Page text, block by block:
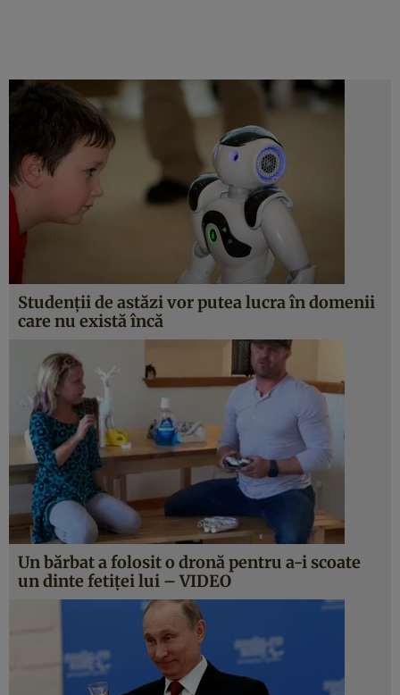
Studenţii de astăzi vor putea lucra în domenii
care nu există încă
Un bărbat a folosit o dronă pentru a-i scoate
un dinte fetiţei lui – VIDEO